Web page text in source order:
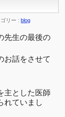
リー : blog
先生の最後の
お話をさせて
主とした医師
れていまし